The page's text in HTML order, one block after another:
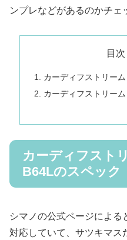
ンプレなどがあるのかチェ
目次
カーディフストリー
カーディフストリー
カーディフスト
B64Lのスペック
シマノの公式ページによる
対応していて、サツキマス